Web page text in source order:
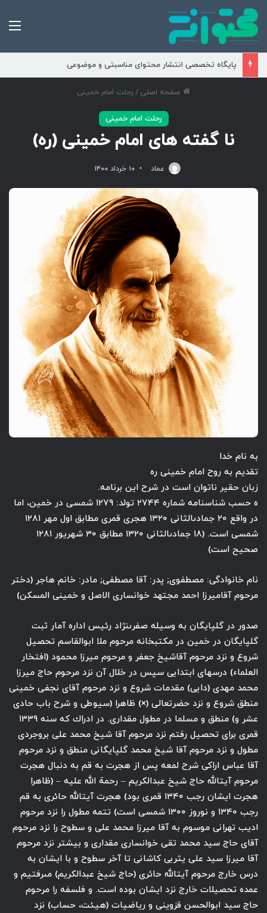
پایگاه تخصصی انتشار محتوای مناسبتی و موضوعی
صفحه اصلی / رحلت امام خمینی
رحلت امام خمینی
نا گفته های امام خمینی (ره)
عماد ۱۰ خرداد ۱۴۰۰
به نام خدا
تقدیم به روح امام خمینی ره
زبان حقیر ناتوان است در شرح این برنامه.
ه حسب شناسنامه شماره ۲۷۴۴ تولد: ۱۲۷۹ شمسى در خمين، اما
در واقع ۲۰ جمادى‏الثانى ۱۳۲۰ هجرى قمرى مطابق اول مهر ۱۲۸۱
شمسى است. (۱۸ جمادى‏الثانى ۱۳۲۰ مطابق ۳۰ شهريور ۱۲۸۱
صحيح است)
نام خانوادگى: مصطفوى; پدر: آقا مصطفى; مادر: خانم هاجر (دختر
مرحوم آقاميرزا احمد مجتهد خوانسارى الاصل و خمينى المسكن)
صدور در گلپايگان به وسيله صفرى‏نژاد رئيس اداره آمار ثبت
گلپايگان در خمين در مكتبخانه مرحوم ملا ابوالقاسم تحصيل
شروع و نزد مرحوم آقاشيخ جعفر و مرحوم ميرزا محمود (افتخار
العلماء) درسهاى ابتدايى سپس در خلال آن نزد مرحوم حاج ميرزا
محمد مهدى (دايى) مقدمات شروع و نزد مرحوم آقاى نجفى خمينى
منطق شروع و نزد حضرت‏عالى (×) ظاهرا (سيوطى و شرح باب حادى
عشر و) منطق و مسلما در مطول مقدارى. در ادراك كه سنه ۱۳۳۹
قمرى براى تحصيل رفتم نزد مرحوم آقا شيخ محمد على بروجردى
مطول و نزد مرحوم آقا شيخ محمد گلپايگانى منطق و نزد مرحوم
آقا عباس اراكى شرح لمعه پس از هجرت به قم به دنبال هجرت
مرحوم آيت‏الله حاج شيخ عبدالكريم – رحمة الله عليه – (ظاهرا
هجرت ايشان رجب ۱۳۴۰ قمرى بود) هجرت آيت‏الله حائرى به قم
رجب ۱۳۴۰ و نوروز ۱۳۰۰ شمسى است) تتمه مطول را نزد مرحوم
اديب تهرانى موسوم به آقا ميرزا محمد على و سطوح را نزد مرحوم
آقاى حاج سيد محمد تقى خوانسارى مقدارى و بيشتر نزد مرحوم
آقا ميرزا سيد على يثربى كاشانى تا آخر سطوح و با ايشان به
درس خارج مرحوم آيت‏الله حائرى (حاج شيخ عبدالكريم) مى‏رفتيم و
عمده تحصيلات خارج نزد ايشان بوده است. و فلسفه را مرحوم
حاج سيد ابوالحسن قزوينى و رياضيات (هيئت، حساب) نزد